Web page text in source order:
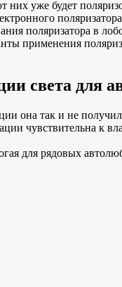
уже будет
поляризатора в
применения
света для
она так и не
чувствительна
для рядовых